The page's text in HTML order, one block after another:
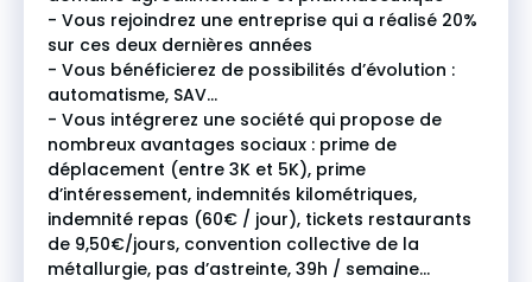
- Vous rejoindrez une entreprise qui a réalisé 20%
sur ces deux dernières années
- Vous bénéficierez de possibilités d’évolution :
automatisme, SAV…
- Vous intégrerez une société qui propose de
nombreux avantages sociaux : prime de
déplacement (entre 3K et 5K), prime
d’intéressement, indemnités kilométriques,
indemnité repas (60€ / jour), tickets restaurants
de 9,50€/jours, convention collective de la
métallurgie, pas d’astreinte, 39h / semaine…